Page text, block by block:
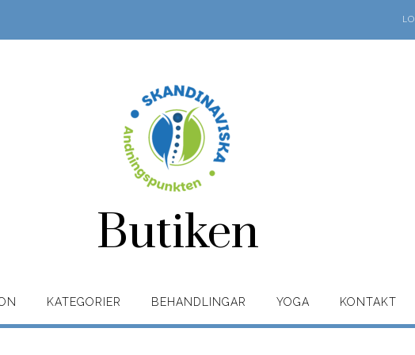
Butiken
KATEGORIER BEHANDLINGAR YOGA KONTAKT